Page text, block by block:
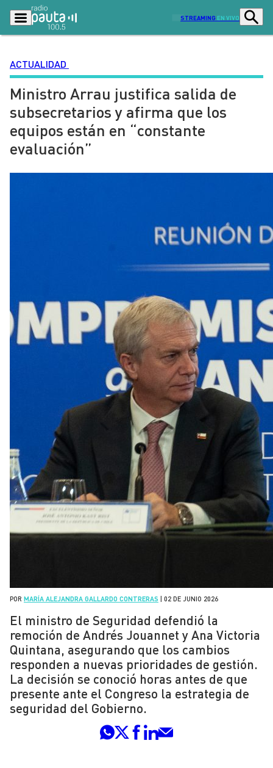
STREAMING EN VIVO
Podcasts Programas
Lo Último Actualidad
Ciudad
Señal 2
ACTUALIDAD
Ministro Arrau justifica salida de
subsecretarios y afirma que los
equipos están en “constante
evaluación”
POR MARÍA ALEJANDRA GALLARDO CONTRERAS 02 DE JUNIO 2026
El ministro de Seguridad defendió la
remoción de Andrés Jouannet y Ana Victoria
Quintana, asegurando que los cambios
responden a nuevas prioridades de gestión.
La decisión se conoció horas antes de que
presente ante el Congreso la estrategia de
seguridad del Gobierno.